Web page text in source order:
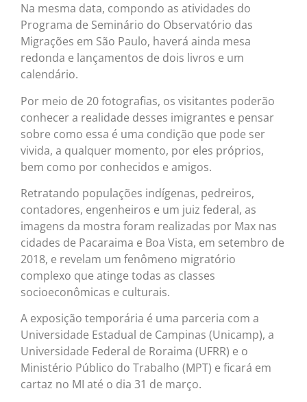
Na mesma data, compondo as atividades do
Programa de Seminário do Observatório das
Migrações em São Paulo, haverá ainda mesa
redonda e lançamentos de dois livros e um
calendário.
Por meio de 20 fotografias, os visitantes poderão
conhecer a realidade desses imigrantes e pensar
sobre como essa é uma condição que pode ser
vivida, a qualquer momento, por eles próprios,
bem como por conhecidos e amigos.
Retratando populações indígenas, pedreiros,
contadores, engenheiros e um juiz federal, as
imagens da mostra foram realizadas por Max nas
cidades de Pacaraima e Boa Vista, em setembro de
2018, e revelam um fenômeno migratório
complexo que atinge todas as classes
socioeconômicas e culturais.
A exposição temporária é uma parceria com a
Universidade Estadual de Campinas (Unicamp), a
Universidade Federal de Roraima (UFRR) e o
Ministério Público do Trabalho (MPT) e ficará em
cartaz no MI até o dia 31 de março.